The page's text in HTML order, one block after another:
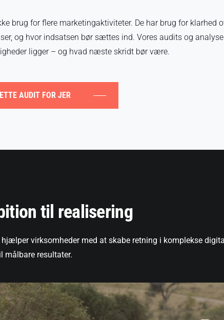
brug for flere marketingaktiviteter. De har brug for klarhed
og hvor indsatsen bør sættes ind. Vores audits og
ligger – og hvad næste skridt bør være.
AUDIT FOR JER
til realisering
hjælper virksomheder med at skabe retning i komplekse
resultater.